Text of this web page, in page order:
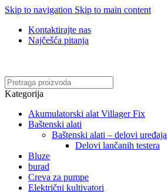
Skip to navigation Skip to main content
Kontaktirajte nas
Najčešća pitanja
Kategorija
Akumulatorski alat Villager Fix
Baštenski alati
Baštenski alati – delovi uređaja
Delovi lančanih testera
Bluze
burad
Creva za pumpe
Električni kultivatori